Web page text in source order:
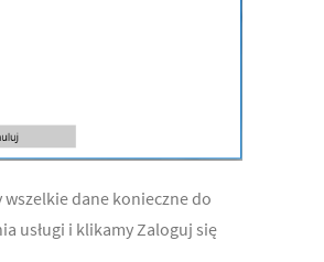
wszelkie dane konieczne do
usługi i klikamy Zaloguj się